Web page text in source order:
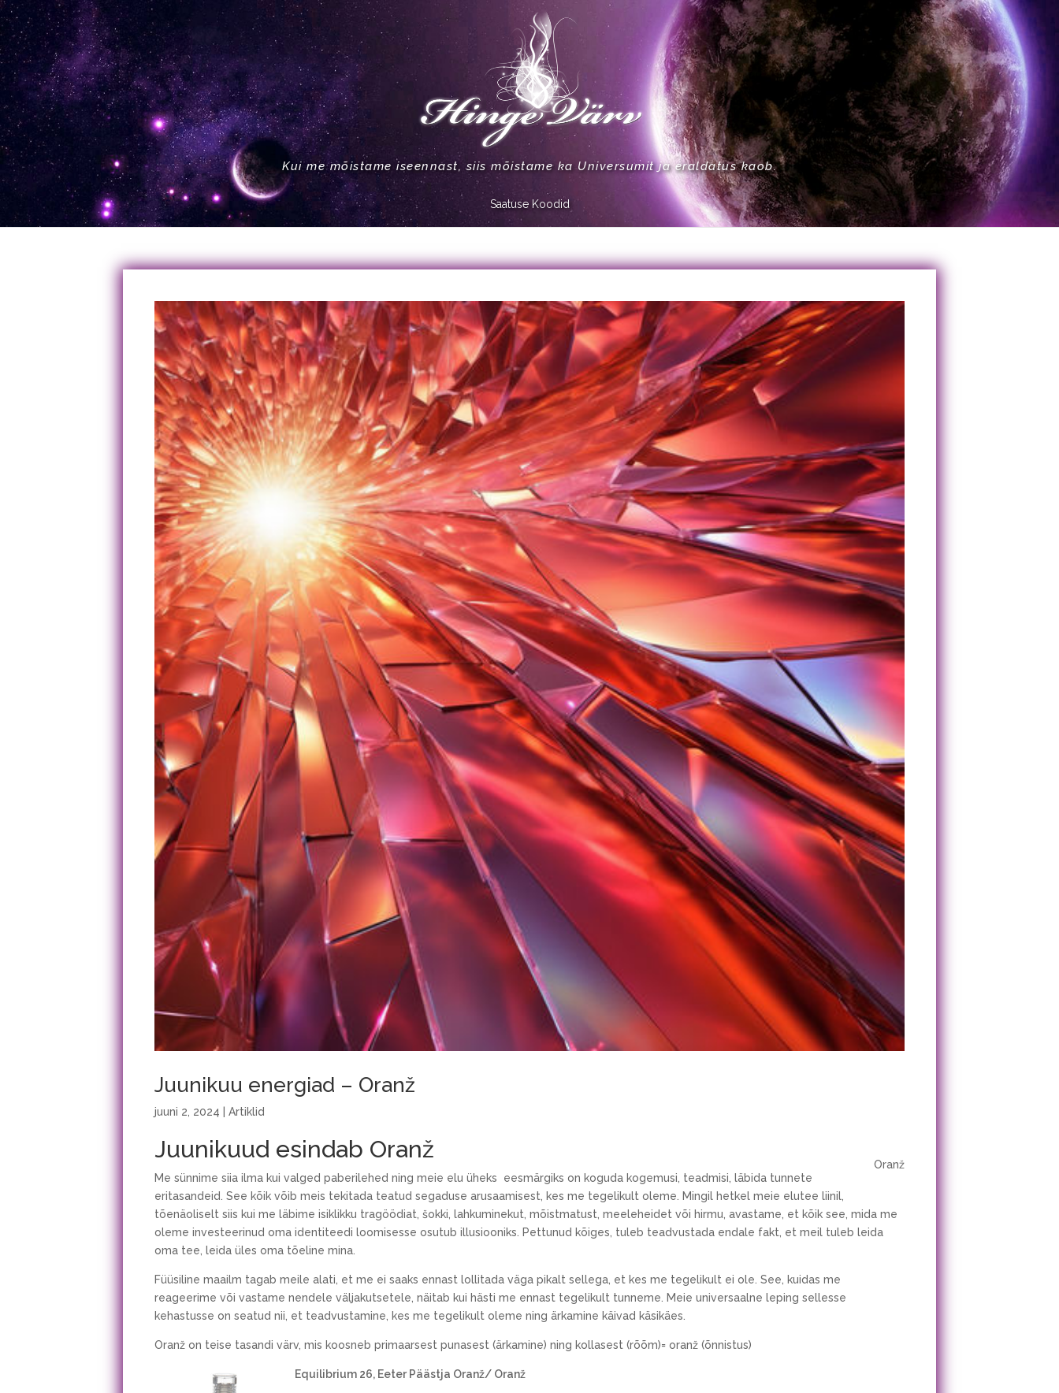
Kui me mõistame iseennast, siis mõistame ka Universumit ja eraldatus kaob.
Saatuse Koodid
Juunikuu energiad – Oranž
juuni 2, 2024 Artiklid
Oranž
Juunikuud esindab Oranž
Me sünnime siia ilma kui valged paberilehed ning meie elu üheks eesmärgiks on koguda kogemusi, teadmisi, läbida tunnete
eritasandeid. See kõik võib meis tekitada teatud segaduse arusaamisest, kes me tegelikult oleme. Mingil hetkel meie elutee liinil,
tõenäoliselt siis kui me läbime isiklikku tragöödiat, šokki, lahkuminekut, mõistmatust, meeleheidet või hirmu, avastame, et kõik see, mida me
oleme investeerinud oma identiteedi loomisesse osutub illusiooniks. Pettunud kõiges, tuleb teadvustada endale fakt, et meil tuleb leida
oma tee, leida üles oma tõeline mina.
Füüsiline maailm tagab meile alati, et me ei saaks ennast lollitada väga pikalt sellega, et kes me tegelikult ei ole. See, kuidas me
reageerime või vastame nendele väljakutsetele, näitab kui hästi me ennast tegelikult tunneme. Meie universaalne leping sellesse
kehastusse on seatud nii, et teadvustamine, kes me tegelikult oleme ning ärkamine käivad käsikäes.
Oranž on teise tasandi värv, mis koosneb primaarsest punasest (ärkamine) ning kollasest (rõõm)= oranž (õnnistus)
Equilibrium 26, Eeter Päästja Oranž/ Oranž